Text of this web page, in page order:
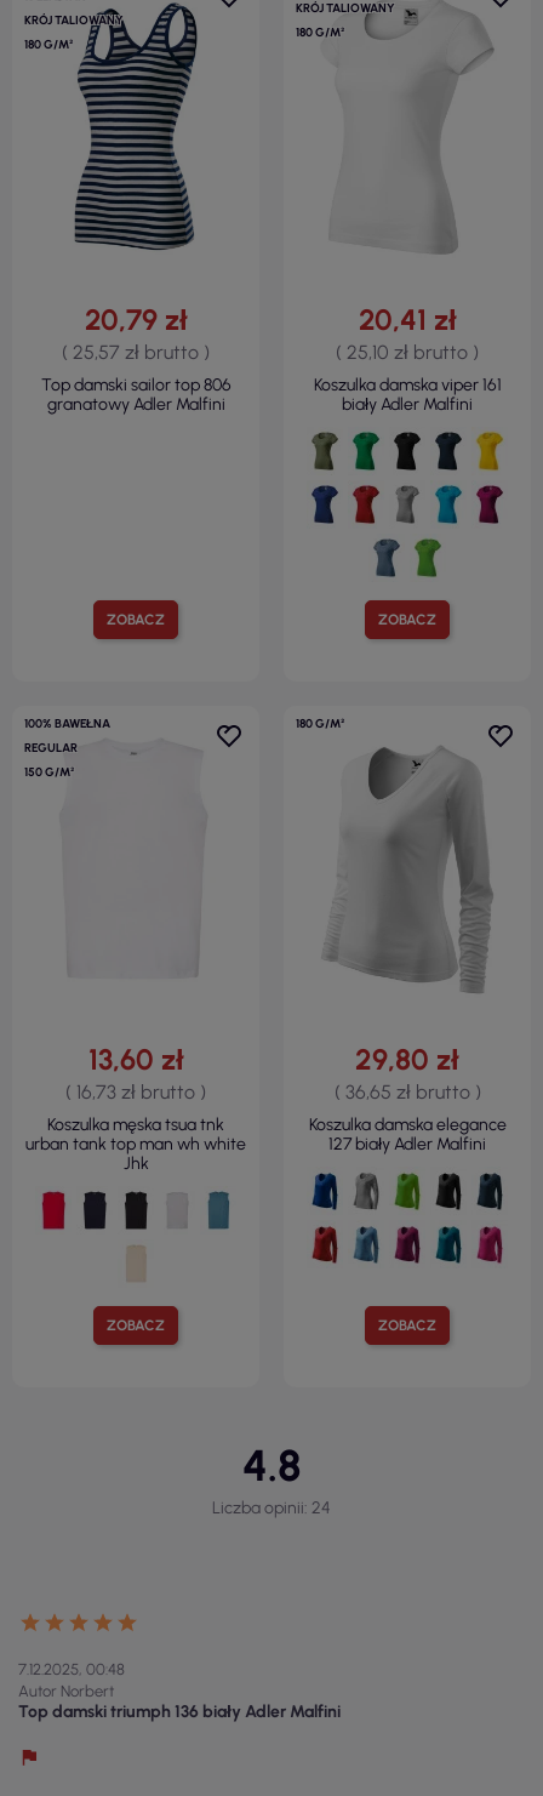
KRÓJ TALIOWANY
180 G/M²
ZOBACZ
20,79 zł
( 25,57 zł brutto )
Top damski sailor top 806
granatowy Adler Malfini
KRÓJ TALIOWANY
180 G/M²
ZOBACZ
20,41 zł
( 25,10 zł brutto )
Koszulka damska viper 161
biały Adler Malfini
100% BAWEŁNA
REGULAR
150 G/M²
ZOBACZ
13,60 zł
( 16,73 zł brutto )
Koszulka męska tsua tnk
urban tank top man wh white
Jhk
180 G/M²
ZOBACZ
29,80 zł
( 36,65 zł brutto )
Koszulka damska elegance
127 biały Adler Malfini
4.8
Liczba opinii: 24
7.12.2025, 00:48
Autor Norbert
Top damski triumph 136 biały Adler Malfini